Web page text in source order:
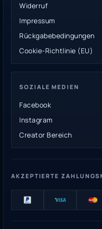
Widerruf
Impressum
Rückgabebedingungen
Cookie-Richtlinie (EU)
SOZIALE MEDIEN
Facebook
Instagram
Creator Bereich
AKZEPTIERTE